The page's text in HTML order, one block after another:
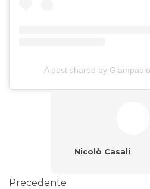
A post shared by
Nicolò Casali
Precedente